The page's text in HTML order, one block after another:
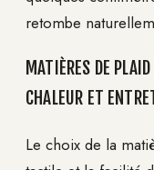
retombe
MATIÈRES DE
CHALEUR ET
Le choix de la